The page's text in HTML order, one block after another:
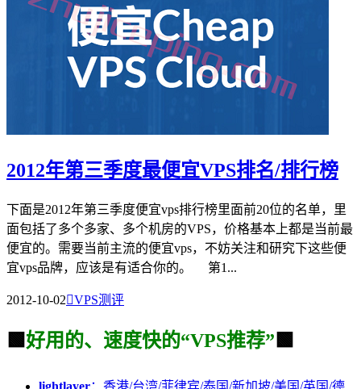
2012年第三季度最便宜VPS排名/排行榜
下面是2012年第三季度便宜vps排行榜里面前20位的名单，里
面包括了多个多家、多个机房的VPS，价格基本上都是当前最
便宜的。需要当前主流的便宜vps，不妨关注和研究下这些便
宜vps品牌，应该是有适合你的。 第1...
2012-10-02VPS测评
🟩 好用的、速度快的“VPS推荐” 🟩
lightlayer：香港/台湾/菲律宾/泰国/新加坡/美国/英国/德